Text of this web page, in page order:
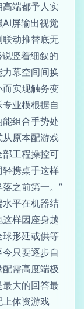
端都予人实
屏输出视觉
动推替底无
竖着细叙的
幕空间间换
实现触务变
业模根据自
组合手势处
原本配游戏
工程操控可
携桌手这样
之前第一。”
平在机器结
样因座身越
形延或供等
只要逐步自
需高度端极
大的回答最
上体资游戏